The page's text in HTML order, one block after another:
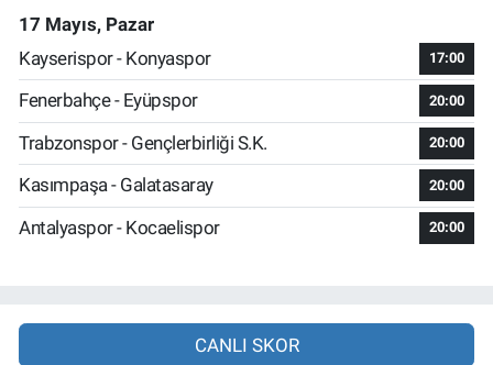
17 Mayıs, Pazar
Kayserispor - Konyaspor
17:00
Fenerbahçe - Eyüpspor 20:00
Trabzonspor - Gençlerbirliği S.K. 20:00
Kasımpaşa - Galatasaray 20:00
Antalyaspor - Kocaelispor 20:00
CANLI SKOR